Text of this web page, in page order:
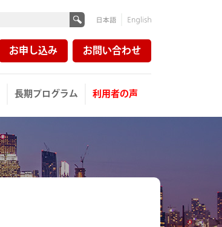
語
お申し込み お問い合わせ
長期プログラム 利用者の声